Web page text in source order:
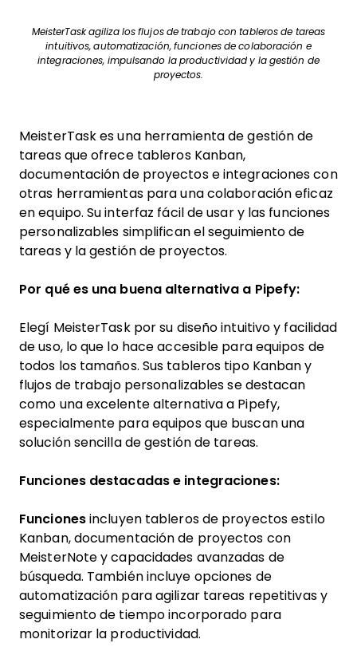
MeisterTask agiliza los flujos de trabajo con tableros de tareas
intuitivos, automatización, funciones de colaboración e
integraciones, impulsando la productividad y la gestión de
proyectos.
MeisterTask es una herramienta de gestión de
tareas que ofrece tableros Kanban,
documentación de proyectos e integraciones con
otras herramientas para una colaboración eficaz
en equipo. Su interfaz fácil de usar y las funciones
personalizables simplifican el seguimiento de
tareas y la gestión de proyectos.
Por qué es una buena alternativa a Pipefy:
Elegí MeisterTask por su diseño intuitivo y facilidad
de uso, lo que lo hace accesible para equipos de
todos los tamaños. Sus tableros tipo Kanban y
flujos de trabajo personalizables se destacan
como una excelente alternativa a Pipefy,
especialmente para equipos que buscan una
solución sencilla de gestión de tareas.
Funciones destacadas e integraciones:
Funcionesincluyen tableros de proyectos estilo
Kanban, documentación de proyectos con
MeisterNote y capacidades avanzadas de
búsqueda. También incluye opciones de
automatización para agilizar tareas repetitivas y
seguimiento de tiempo incorporado para
monitorizar la productividad.